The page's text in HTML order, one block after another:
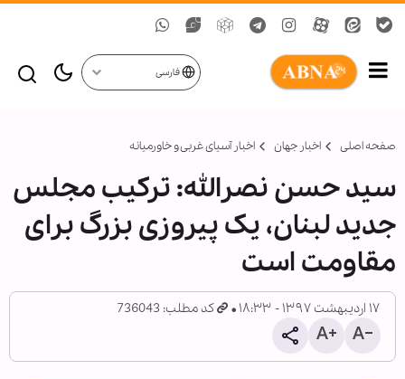
فارسی
صفحه اصلی اخبار جهان اخبار آسیای غربی و خاورمیانه
سید حسن نصرالله: ترکیب مجلس
جدید لبنان، یک پیروزی بزرگ برای
مقاومت است
۱۷ اردیبهشت ۱۳۹۷ - ۱۸:۳۳ کد مطلب: 736043